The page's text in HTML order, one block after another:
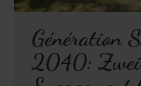
Génération
2040: